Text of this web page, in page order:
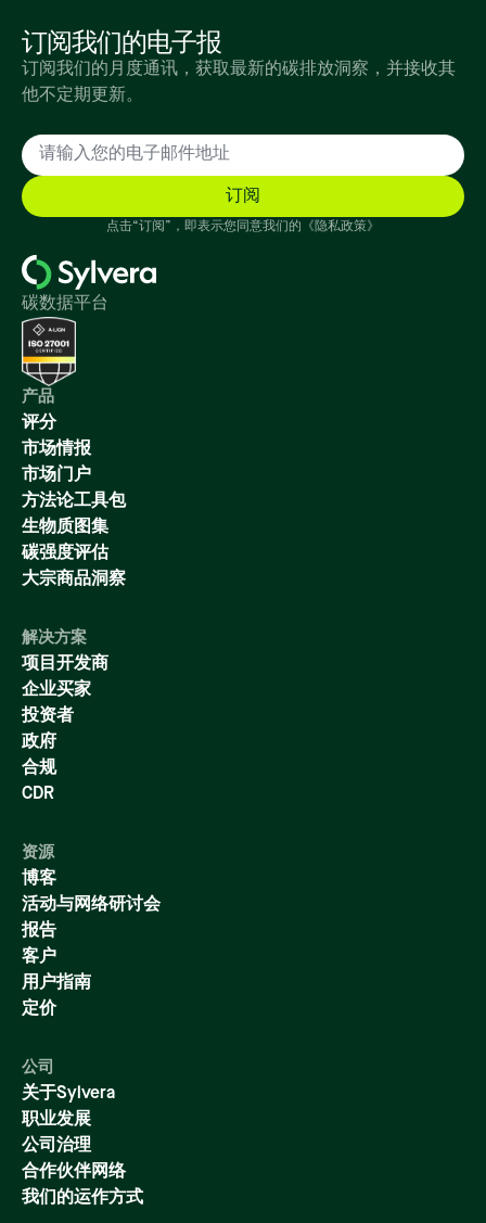
订阅我们的电子报
订阅我们的月度通讯，获取最新的碳排放洞察，并接收其
他不定期更新。
点击“订阅”，即表示您同意我们的《隐私政策》
碳数据平台
产品
评分
市场情报
市场门户
方法论工具包
生物质图集
碳强度评估
大宗商品洞察
解决方案
项目开发商
企业买家
投资者
政府
合规
CDR
资源
博客
活动与网络研讨会
报告
客户
用户指南
定价
公司
关于Sylvera
职业发展
公司治理
合作伙伴网络
我们的运作方式